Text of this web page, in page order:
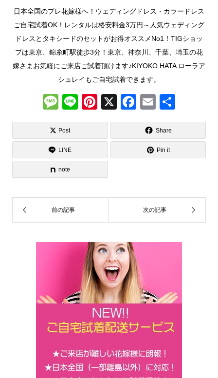
日本全国のプレ花嫁様へ！ウェディングドレス・カラードレス
ご自宅試着OK！レンタルは格安料金3万円～人気ウェディング
ドレスとタキシードのセットがお得オススメNo1！TIGショッ
プは東京、錦糸町駅徒歩3分！東京、神奈川、千葉、埼玉の花
嫁さまお気軽にご来店ご試着頂けます♪KIYOKO HATA ローラア
シュレイもご自宅試着できます。
M
e
ss
a
g
e
Li
n
Pi
nt
st
X
F
a
c
e
b
o
k
E
m
ail
有
Post Share
LINE Pin it
note